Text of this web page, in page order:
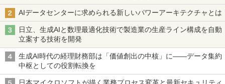
AIデータセンターに求められる新しいパワーアーキテクチャとは
日立、生成AIと数理最適化技術で製造業の生産ライン構成を自動
立案する技術を開発
生成AI時代の経理財務部は「価値創出の中核」に――データ集約
中枢としての役割転換を